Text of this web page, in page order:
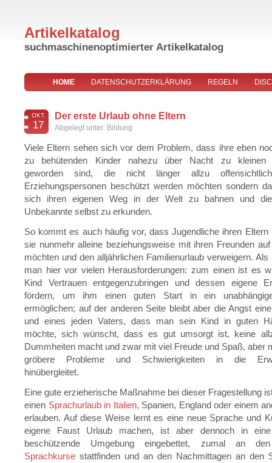
Artikelkatalog
suchmaschinenoptimierter Artikelkatalog
HOME DATENSCHUTZERKLÄRUNG REGELN
OKT.
17
Der erste Urlaub ohne Eltern
Abgelegt unter: Bildung
Viele Eltern sehen sich vor dem Problem, dass ihre eben
zu behütenden Kinder nahezu über Nacht zu kleinen
geworden sind, die nicht länger allzu
Erziehungspersonen beschützt werden möchten sondern
sich ihren eigenen Weg in der Welt zu bahnen und
Unbekannte selbst zu erkunden.
So kommt es auch häufig vor, dass Jugendliche ihren Eltern
sie nunmehr alleine beziehungsweise mit ihren Freunden
möchten und den alljährlichen Familienurlaub verweigern. Als
man hier vor vielen Herausforderungen: zum einen ist es
Kind Vertrauen entgegenzubringen und dessen eigene
fördern, um ihm einen guten Start in ein
ermöglichen; auf der anderen Seite bleibt aber die Angst
und eines jeden Vaters, dass man sein Kind in guten
möchte, sich wünscht, dass es gut umsorgt ist, keine
Dummheiten macht und zwar mit viel Freude und Spaß, aber
gröbere Probleme und Schwierigkeiten in die
hinübergleitet.
Eine gute erzieherische Maßnahme bei dieser Fragestellung
einen Sprachurlaub in Italien, Spanien, England oder einem
erlauben. Auf diese Weise lernt es eine neue Sprache und
eigene Faust Urlaub machen, ist aber dennoch in
beschützende Umgebung eingebettet, zumal an den
Sprachkurse stattfinden und an den Nachmittagen an den